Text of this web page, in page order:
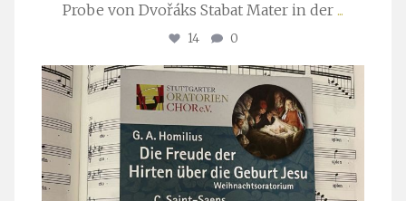
Probe von Dvořáks Stabat Mater in der ...
14 0
stuttgarter_oratorienchor
Nov. 29